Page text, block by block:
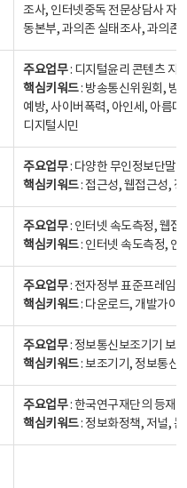
조사, 인터넷중독 전문상담사 자
동본부, 과의존 실태조사, 과의존
주요업무: 디지털윤리 콘텐츠 지
핵심키워드: 방송통신위원회, 방
예방, 사이버폭력, 아인세, 아름
디지털시민
주요업무: 다양한 무인정보단말
핵심키워드: 접근성, 웹접근성,
주요업무: 인터넷 속도측정, 웹접
핵심키워드: 인터넷 속도측정, 인
주요업무: 전자정부 표준프레임
핵심키워드: 다운로드, 개발가이
주요업무: 정보통신보조기기 보
핵심키워드: 보조기기, 정보통신
주요업무: 한국연구재단의 등재
핵심키워드: 정보화정책, 저널,